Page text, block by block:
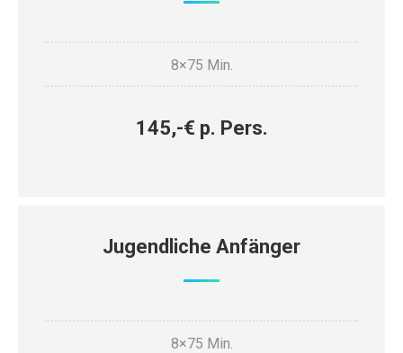
8×75 Min.
145,-€ p. Pers.
Jugendliche Anfänger
8×75 Min.